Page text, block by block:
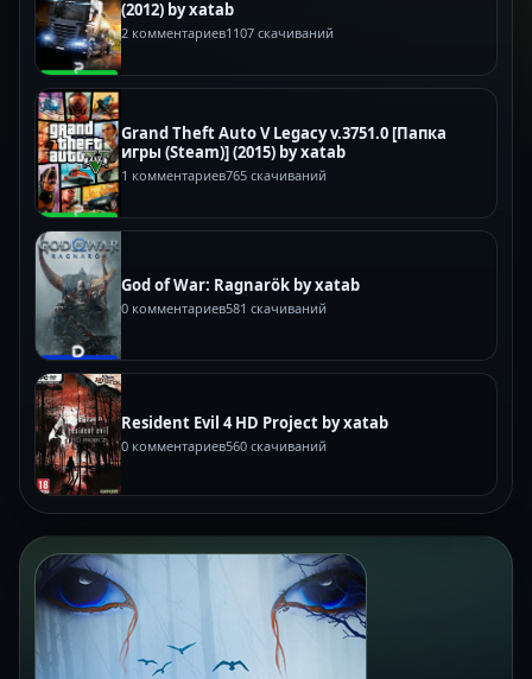
(2012) by xatab
2 комментариев1107 скачиваний
Grand Theft Auto V Legacy v.3751.0 [Папка
игры (Steam)] (2015) by xatab
1 комментариев765 скачиваний
God of War: Ragnarök by xatab
0 комментариев581 скачиваний
Resident Evil 4 HD Project by xatab
0 комментариев560 скачиваний